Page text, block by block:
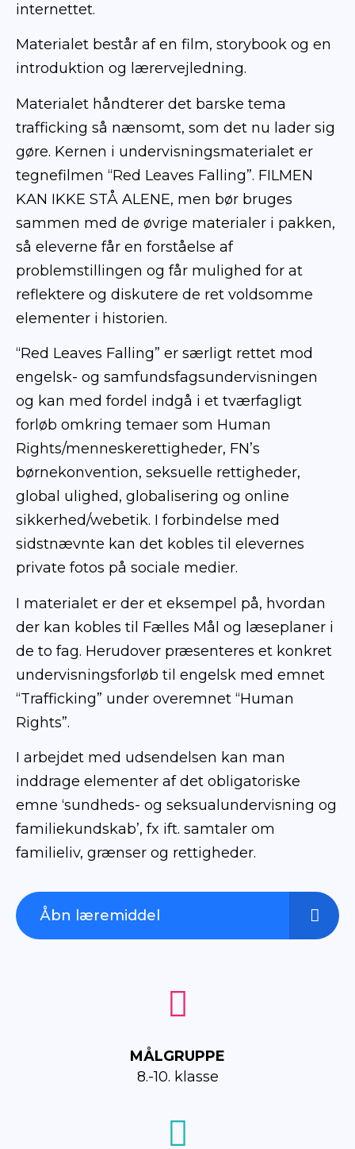
internettet.
Materialet består af en film, storybook og en
introduktion og lærervejledning.
Materialet håndterer det barske tema
trafficking så nænsomt, som det nu lader sig
gøre. Kernen i undervisningsmaterialet er
tegnefilmen “Red Leaves Falling”. FILMEN
KAN IKKE STÅ ALENE, men bør bruges
sammen med de øvrige materialer i pakken,
så eleverne får en forståelse af
problemstillingen og får mulighed for at
reflektere og diskutere de ret voldsomme
elementer i historien.
“Red Leaves Falling” er særligt rettet mod
engelsk- og samfundsfagsundervisningen
og kan med fordel indgå i et tværfagligt
forløb omkring temaer som Human
Rights/menneskerettigheder, FN’s
børnekonvention, seksuelle rettigheder,
global ulighed, globalisering og online
sikkerhed/webetik. I forbindelse med
sidstnævnte kan det kobles til elevernes
private fotos på sociale medier.
I materialet er der et eksempel på, hvordan
der kan kobles til Fælles Mål og læseplaner i
de to fag. Herudover præsenteres et konkret
undervisningsforløb til engelsk med emnet
“Trafficking” under overemnet “Human
Rights”.
I arbejdet med udsendelsen kan man
inddrage elementer af det obligatoriske
emne ‘sundheds- og seksualundervisning og
familiekundskab’, fx ift. samtaler om
familieliv, grænser og rettigheder.
Åbn læremiddel
MÅLGRUPPE
8.-10. klasse